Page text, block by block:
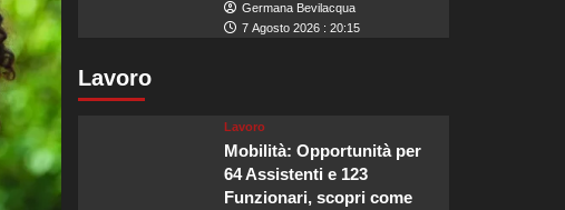
Germana Bevilacqua
7 Agosto 2026 : 20:15
Lavoro
Lavoro
Mobilità: Opportunità per
64 Assistenti e 123
Funzionari, scopri come